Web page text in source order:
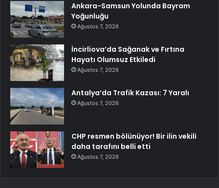
Ankara-Samsun Yolunda Bayram
Yoğunluğu
Ağustos 7, 2026
İncirliova’da Sağanak ve Fırtına
Hayatı Olumsuz Etkiledi
Ağustos 7, 2026
Antalya’da Trafik Kazası: 7 Yaralı
Ağustos 7, 2026
CHP resmen bölünüyor! Bir ilin vekili
daha tarafını belli etti
Ağustos 7, 2026